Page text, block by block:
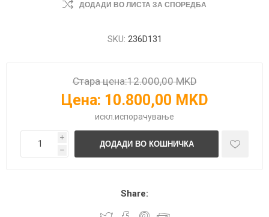
ДОДАДИ ВО ЛИСТА ЗА СПОРЕДБА
SKU: 236D131
Стара цена:12.000,00 MKD
Цена: 10.800,00 MKD
искл. испорачување
i
h
Share: